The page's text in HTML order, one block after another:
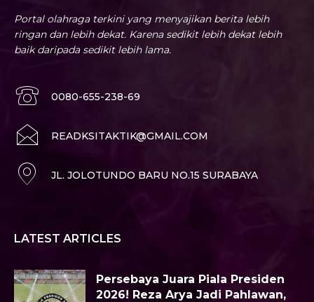
Portal olahraga terkini yang menyajikan berita lebih
ringan dan lebih dekat. Karena sedikit lebih dekat lebih
baik daripada sedikit lebih lama.
0080-655-238-69
READKSITAKTIK@GMAIL.COM
JL. JOLOTUNDO BARU NO.15 SURABAYA
LATEST ARTICLES
Persebaya Juara Piala Presiden
2026! Reza Arya Jadi Pahlawan,